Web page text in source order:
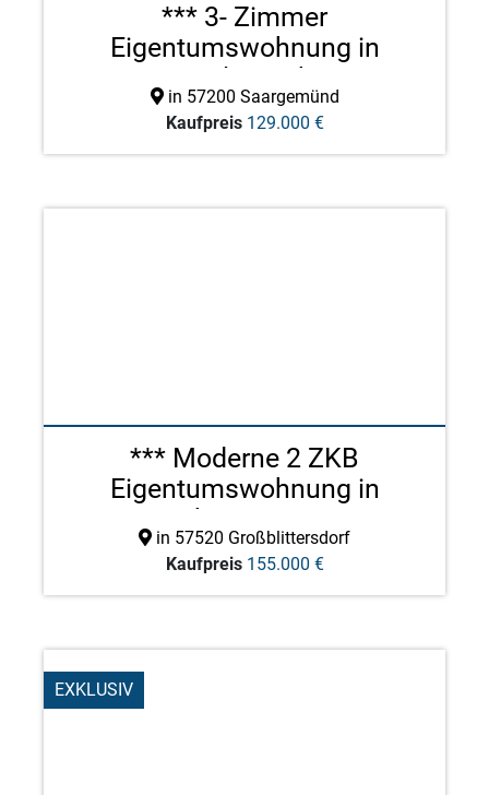
*** 3- Zimmer
Eigentumswohnung in
zentraler Woh ...
in 57200 Saargemünd
Kaufpreis 129.000 €
*** Moderne 2 ZKB
Eigentumswohnung in
schöner W ...
in 57520 Großblittersdorf
Kaufpreis 155.000 €
EXKLUSIV